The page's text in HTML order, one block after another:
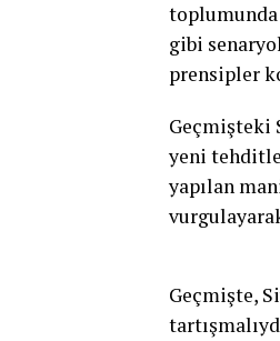
gibi
prensipler
Geçmişteki
yeni
yapılan
Geçmişte,